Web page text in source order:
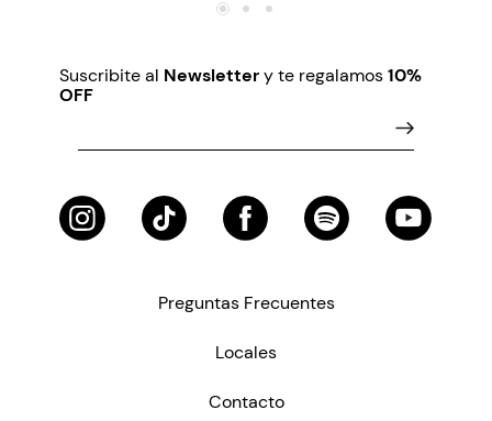
Suscribite al Newslettery te regalamos10%
OFF
Preguntas Frecuentes
Locales
Contacto